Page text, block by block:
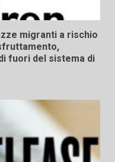
migranti a rischio
fuori del sistema di